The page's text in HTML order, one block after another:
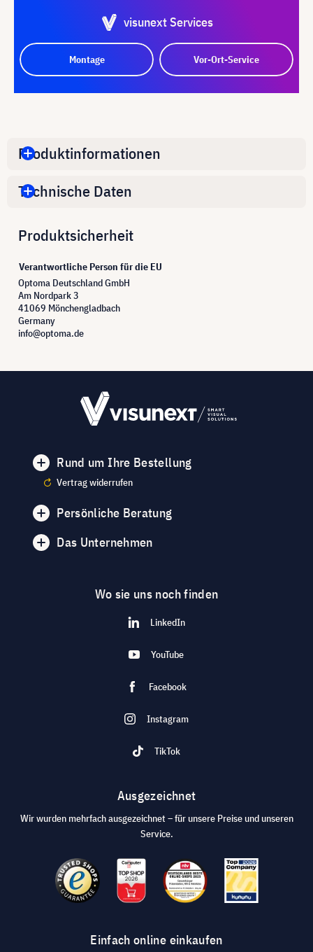
visunext Services
Montage Vor-Ort-Service
Produktinformationen
Technische Daten
Produktsicherheit
Verantwortliche Person für die EU
Optoma Deutschland GmbH
Am Nordpark 3
41069 Mönchengladbach
Germany
info@optoma.de
Rund um Ihre Bestellung
Vertrag widerrufen
Persönliche Beratung
Das Unternehmen
Wo sie uns noch finden
LinkedIn
YouTube
Facebook
Instagram
TikTok
Ausgezeichnet
Wir wurden mehrfach ausgezeichnet – für unsere Preise und unseren
Service.
Einfach online einkaufen